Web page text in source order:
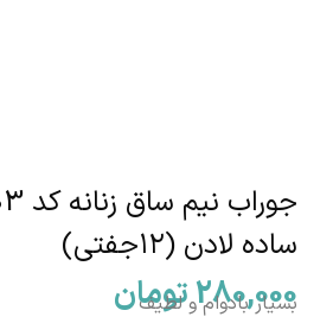
ساده لادن (۱۲جفتی)
280,000تومان
بسیار بادوام و لطیف